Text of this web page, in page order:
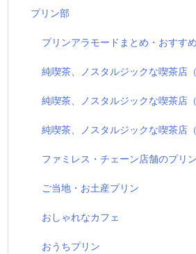
プリン部
プリンアラモードまとめ・おすす
純喫茶、ノスタルジックな喫茶店（
純喫茶、ノスタルジックな喫茶店（
純喫茶、ノスタルジックな喫茶店（
ファミレス・チェーン店舗のプリ
ご当地・お土産プリン
おしゃれなカフェ
おうちプリン